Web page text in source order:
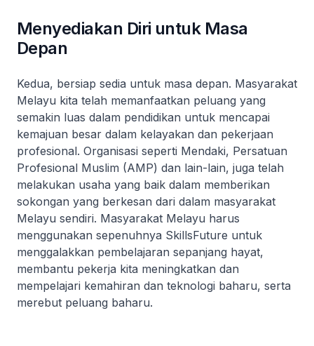
Menyediakan Diri untuk Masa
Depan
Kedua, bersiap sedia untuk masa depan. Masyarakat
Melayu kita telah memanfaatkan peluang yang
semakin luas dalam pendidikan untuk mencapai
kemajuan besar dalam kelayakan dan pekerjaan
profesional. Organisasi seperti Mendaki, Persatuan
Profesional Muslim (AMP) dan lain-lain, juga telah
melakukan usaha yang baik dalam memberikan
sokongan yang berkesan dari dalam masyarakat
Melayu sendiri. Masyarakat Melayu harus
menggunakan sepenuhnya SkillsFuture untuk
menggalakkan pembelajaran sepanjang hayat,
membantu pekerja kita meningkatkan dan
mempelajari kemahiran dan teknologi baharu, serta
merebut peluang baharu.